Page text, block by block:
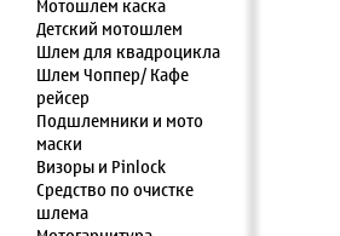
Мотошлем каска
Детский мотошлем
Шлем для квадроцикла
Шлем Чоппер/ Кафе
рейсер
Подшлемники и мото
маски
Визоры и Pinlock
Средство по очистке
шлема